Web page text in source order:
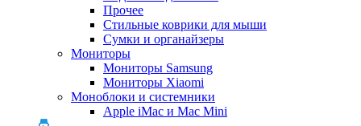
Прочее
Стильные коврики для мыши
Сумки и органайзеры
Мониторы
Мониторы Samsung
Мониторы Xiaomi
Моноблоки и системники
Apple iMac и Mac Mini